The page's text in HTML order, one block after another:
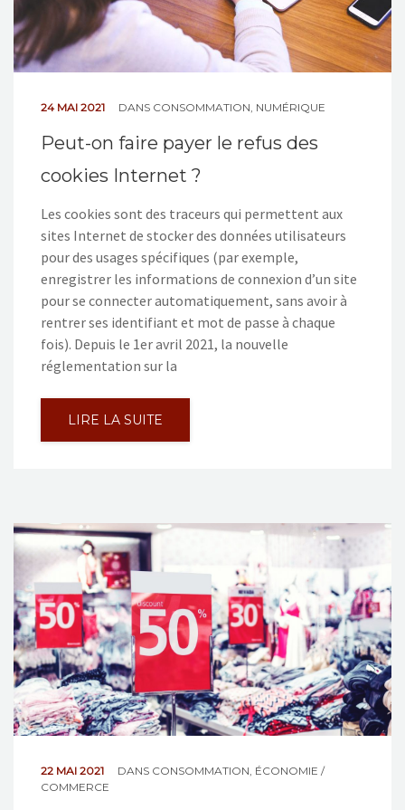
24 MAI 2021 DANS CONSOMMATION, NUMÉRIQUE
Peut-on faire payer le refus des
cookies Internet ?
Les cookies sont des traceurs qui permettent aux
sites Internet de stocker des données utilisateurs
pour des usages spécifiques (par exemple,
enregistrer les informations de connexion d’un site
pour se connecter automatiquement, sans avoir à
rentrer ses identifiant et mot de passe à chaque
fois). Depuis le 1er avril 2021, la nouvelle
réglementation sur la
LIRE LA SUITE
22 MAI 2021 DANS CONSOMMATION, ÉCONOMIE /
COMMERCE